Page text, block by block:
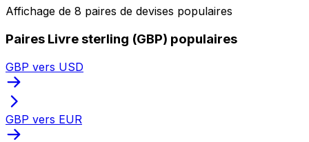
Affichage de 8 paires de devises populaires
Paires Livre sterling (GBP) populaires
GBP vers USD
GBP vers EUR